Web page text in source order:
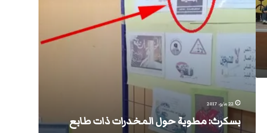
22 مايو، 2017
بسكرث: مطوية حول المخدرات ذات طابع